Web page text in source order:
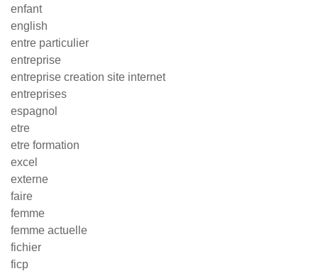
enfant
english
entre particulier
entreprise
entreprise creation site internet
entreprises
espagnol
etre
etre formation
excel
externe
faire
femme
femme actuelle
fichier
ficp